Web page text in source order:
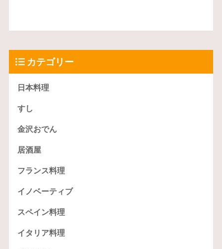
カテゴリー
日本料理
すし
金沢おでん
居酒屋
フランス料理
イノベーティブ
スペイン料理
イタリア料理